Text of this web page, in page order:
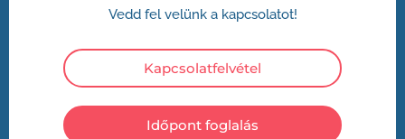
Vedd fel velünk a kapcsolatot!
Kapcsolatfelvétel
Időpont foglalás